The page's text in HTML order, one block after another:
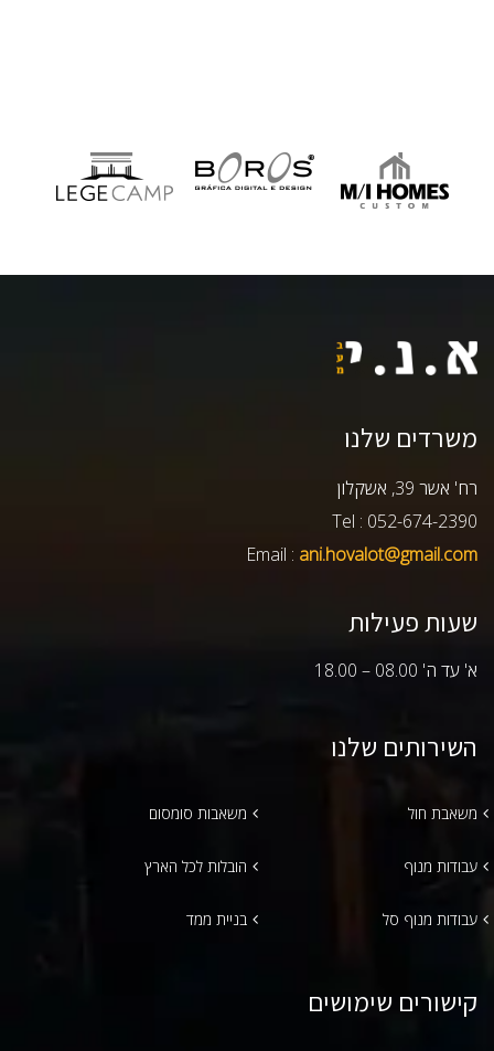
משרדים שלנו
רח' אשר 39, אשקלון
Tel : 052-674-2390
Email : ani.hovalot@gmail.com
שעות פעילות
א' עד ה' 08.00 – 18.00
השירותים שלנו
משאבת חול משאבות סומסום
עבודות מנוף הובלות לכל הארץ
עבודות מנוף סל בניית ממד
קישורים שימושים